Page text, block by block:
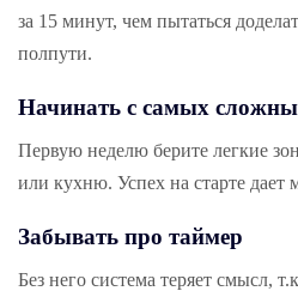
за 15 минут, чем пытаться
полпути.
Начинать с самых
Первую неделю берите легкие
или кухню. Успех на старте дает
Забывать про таймер
Без него система теряет смысл,